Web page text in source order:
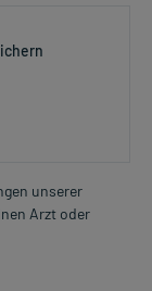
unserer
Arzt oder